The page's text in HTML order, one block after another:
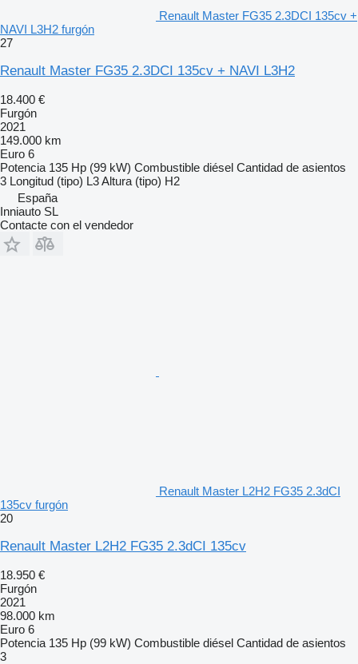
Renault Master FG35 2.3DCI 135cv +
NAVI L3H2 furgón
27
Renault Master FG35 2.3DCI 135cv + NAVI L3H2
18.400 €
Furgón
2021
149.000 km
Euro 6
Potencia 135 Hp (99 kW) Combustible diésel Cantidad de asientos
3 Longitud (tipo) L3Altura (tipo) H2
España
Inniauto SL
Contacte con el vendedor
Renault Master L2H2 FG35 2.3dCI
135cv furgón
20
Renault Master L2H2 FG35 2.3dCI 135cv
18.950 €
Furgón
2021
98.000 km
Euro 6
Potencia 135 Hp (99 kW) Combustible diésel Cantidad de asientos
3